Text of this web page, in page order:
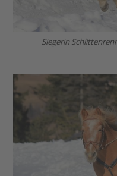
Siegerin